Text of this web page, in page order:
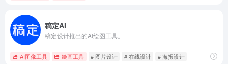
稿定AI
稿定设计推出的AI绘图工具。
AI图像工具 绘画工具 # 图片设计 # 在线设计 # 海报设计